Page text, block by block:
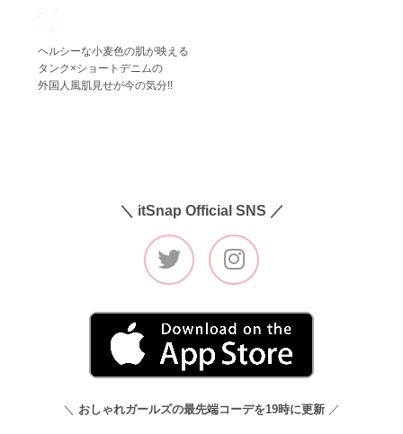
8.7
ヘルシーな小麦色の肌が映える
タンク×ショートデニムの
外国人風肌見せが今の気分!!
＼ itSnap Official SNS ／
＼ おしゃれガールズの最先端コーデを19時に更新 ／